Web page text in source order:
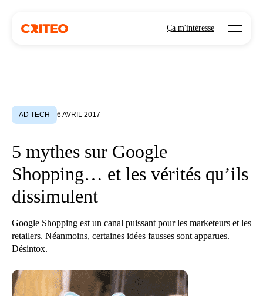
Ça m'intéresse Open
AD TECH 6 AVRIL 2017
5 mythes sur Google
Shopping… et les vérités qu’ils
dissimulent
Google Shopping est un canal puissant pour les marketeurs et les
retailers. Néanmoins, certaines idées fausses sont apparues.
Désintox.